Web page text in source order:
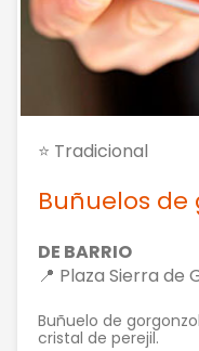
⭐ Tradicional
Buñuelos de
DE BARRIO
📍 Plaza Sierra de
Buñuelo de
cristal de perejil.